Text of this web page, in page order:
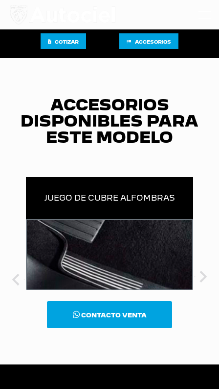
COTIZAR ACCESORIOS
ACCESORIOS
DISPONIBLES PARA
ESTE MODELO
JUEGO DE CUBRE ALFOMBRAS
CONTACTO VENTA